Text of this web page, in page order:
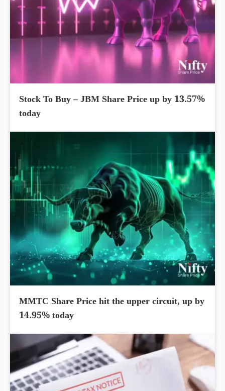
Stock To Buy – JBM Share Price up by 13.57%
today
MMTC Share Price hit the upper circuit, up by
14.95% today